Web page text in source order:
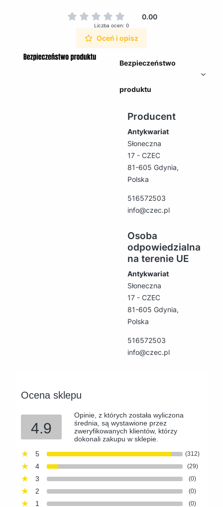
0.00
Liczba ocen: 0
Oceń i opisz
Bezpieczeństwo
produktu
Producent
Antykwariat
Słoneczna
17 - CZEC
81-605 Gdynia,
Polska
516572503
info@czec.pl
Osoba
odpowiedzialna
na terenie UE
Antykwariat
Słoneczna
17 - CZEC
81-605 Gdynia,
Polska
516572503
info@czec.pl
Ocena sklepu
4.9
Opinie, z których została wyliczona
średnia, są wystawione przez
zweryfikowanych klientów, którzy
dokonali zakupu w sklepie.
5
(312)
4 (29)
3 (0)
2 (0)
1 (0)